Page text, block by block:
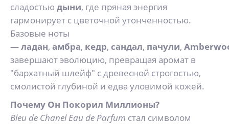
сладостью дыни, где пряная энергия
гармонирует с цветочной утонченностью.
Базовые ноты
—ладан, амбра, кедр, сандал, пачули,
завершают эволюцию, превращая аромат в
"бархатный шлейф" с древесной строгостью,
смолистой глубиной и едва уловимой кожей.
Почему Он Покорил Миллионы?
Bleu de Chanel Eau de Parfum стал символом